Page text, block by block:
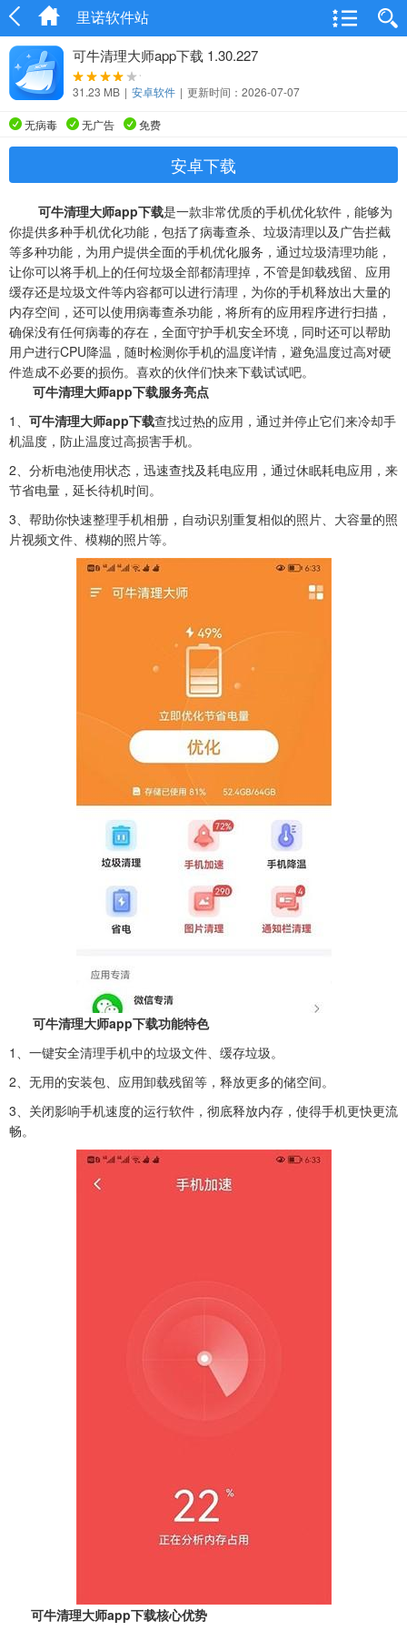
里诺软件站
可牛清理大师app下载 1.30.227
31.23 MB | 安卓软件 | 更新时间：2026-07-07
无病毒 无广告 免费
安卓下载
可牛清理大师app下载是一款非常优质的手机优化软件，能够为
你提供多种手机优化功能，包括了病毒查杀、垃圾清理以及广告拦截
等多种功能，为用户提供全面的手机优化服务，通过垃圾清理功能，
让你可以将手机上的任何垃圾全部都清理掉，不管是卸载残留、应用
缓存还是垃圾文件等内容都可以进行清理，为你的手机释放出大量的
内存空间，还可以使用病毒查杀功能，将所有的应用程序进行扫描，
确保没有任何病毒的存在，全面守护手机安全环境，同时还可以帮助
用户进行CPU降温，随时检测你手机的温度详情，避免温度过高对硬
件造成不必要的损伤。喜欢的伙伴们快来下载试试吧。
可牛清理大师app下载服务亮点
1、 可牛清理大师app下载查找过热的应用，通过并停止它们来冷却手
机温度，防止温度过高损害手机。
2、分析电池使用状态，迅速查找及耗电应用，通过休眠耗电应用，来
节省电量，延长待机时间。
3、帮助你快速整理手机相册，自动识别重复相似的照片、大容量的照
片视频文件、模糊的照片等。
可牛清理大师app下载功能特色
1、一键安全清理手机中的垃圾文件、缓存垃圾。
2、无用的安装包、应用卸载残留等，释放更多的储空间。
3、关闭影响手机速度的运行软件，彻底释放内存，使得手机更快更流
畅。
可牛清理大师app下载核心优势